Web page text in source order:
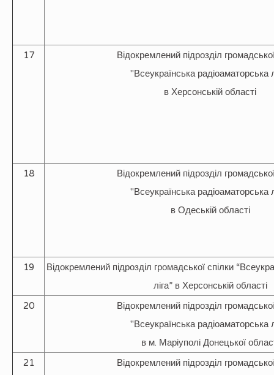
17
Відокремлений підрозділ
"Всеукраїнська радіоаматорська
в Херсонській області
18
Відокремлений підрозділ
"Всеукраїнська радіоаматорська
в Одеській області
19
Відокремлений підрозділ громадської спілки
ліга” в Херсонській області
20
Відокремлений підрозділ
"Всеукраїнська радіоаматорська
в м. Маріуполі Донецької
21
Відокремлений підрозділ